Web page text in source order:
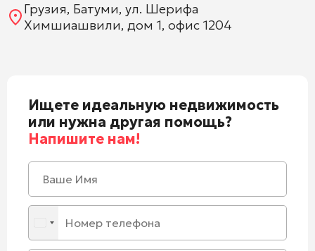
Грузия, Батуми, ул. Шерифа
Химшиашвили, дом 1, офис 1204
Ищете идеальную недвижимость
или нужна другая помощь?
Напишите нам!